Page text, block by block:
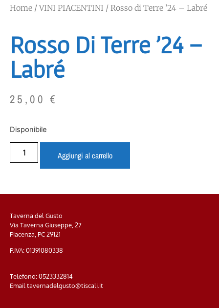
Home /VINI PIACENTINI / Rosso di Terre ’24 – Labré
Rosso Di Terre ’24 –
Labré
25,00€
Disponibile
Aggiungi al carrello
Taverna del Gusto
Via Taverna Giuseppe, 27
Piacenza, PC29121
P.IVA: 01391080338
Telefono:0523332814
Emailtavernadelgusto@tiscali.it